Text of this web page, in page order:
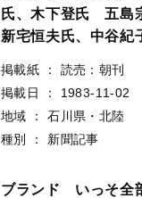
氏、木下登氏 五島
新宅恒夫氏、中谷紀
掲載紙 ：
読売：朝刊
掲載日
：
1983-11-02
地域
：
石川県・北陸
種別
： 新聞記事
ブランド いっそ全